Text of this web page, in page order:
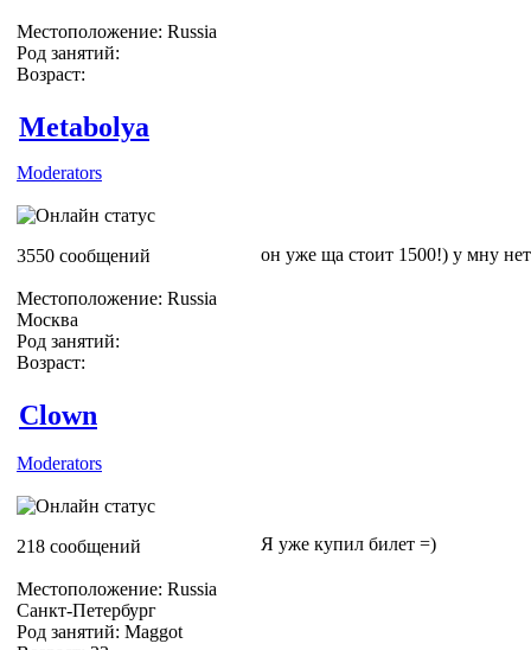
Местоположение: Russia
Род занятий:
Возраст:
Metabolya
Moderators
3550 сообщений
Местоположение: Russia
Москва
Род занятий:
Возраст:
он уже ща стоит 1500!) у мну
Clown
Moderators
218 сообщений
Местоположение: Russia
Санкт-Петербург
Род занятий: Maggot
Я уже купил билет =)